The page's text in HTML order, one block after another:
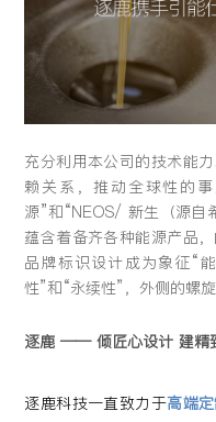
充分利用本公司的技术能
赖关系，推动全球性的事
源”和“NEOS/ 新生（源自
蕴含着备齐各种能源产品
品牌标识设计成为象征“
性”和“永续性”，外侧的螺
逐鹿 —— 倾匠心设计 建精
逐鹿科技一直致力于高端